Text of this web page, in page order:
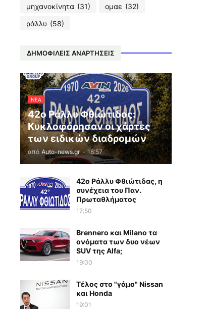
μηχανοκίνητα (31) ομαε (32)
ράλλυ (58)
ΔΗΜΟΦΙΛΕΙΣ ΑΝΑΡΤΗΣΕΙΣ
ΝΕΑ
42ο Ράλλυ Φθιώτιδος:
Κυκλοφόρησαν οι χάρτες
των ειδικών διαδρομών
από Auto-news.gr - 18:57
42ο Ράλλυ Φθιώτιδας, η
συνέχεια του Παν.
Πρωταθλήματος
17:50
Brennero και Milano τα
ονόματα των δυο νέων
SUV της Alfa;
19:00
Τέλος στο "γάμο" Nissan
και Honda
19:01